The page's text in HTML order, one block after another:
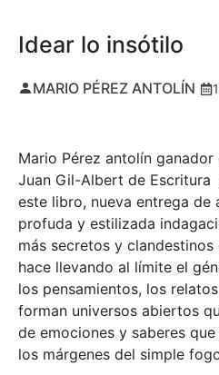
Idear lo insótilo
MARIO PÉREZ ANTOLÍN
Mario Pérez antolín
Juan Gil-Albert de
este libro, nueva entrega de
profuda y estilizada
más secretos y
hace llevando al límite el
los pensamientos, los
forman universos abiertos
de emociones y saberes
los márgenes del simple